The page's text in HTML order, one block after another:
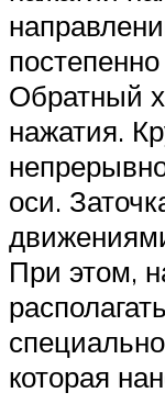
Обратный
нажатия.
оси.
При этом,
которая